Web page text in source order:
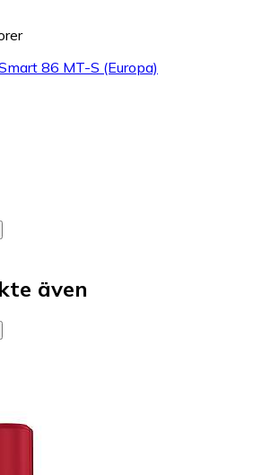
86 MT-S (Europa)
även